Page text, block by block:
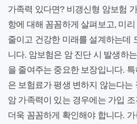
가족력 있다면? 비갱신형 암보험
항에 대해 꼼꼼하게 살펴보고, 미
줄이고 건강한 미래를 설계하는데
니다. 암보험은 암 진단 시 발생하
을 줄여주는 중요한 보장입니다.
은 보험료가 평생 변하지 않는다는
암 가족력이 있는 경우에는 가입
더욱 꼼꼼하게 확인해야 합니다.